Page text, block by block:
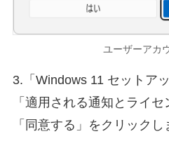
ユーザーアカ
3.「Windows 11 セットア
「適用される通知とライセ
「同意する」をクリックし